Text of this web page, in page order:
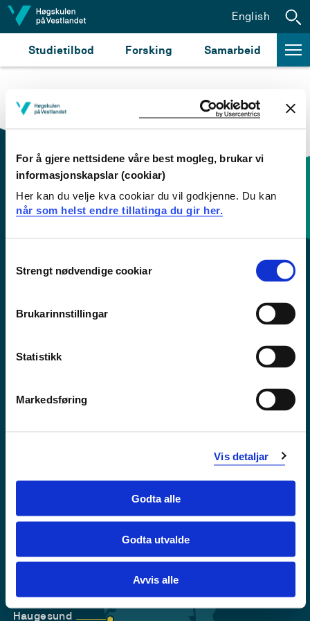
For å gjere nettsidene våre best mogleg, brukar vi
informasjonskapslar (cookiar)
Her kan du velje kva cookiar du vil godkjenne. Du kan
når som helst endre tillatinga du gir her.
Selection
Strengt nødvendige cookiar
Brukarinnstillingar
Statistikk
Markedsføring
Vis detaljar
Godta alle
Godta utvalde
Avvis alle
Hopp til innhald
Studietilbod Forsking Samarbeid
English
Kontaktinfo og opningstider
Sogndal
Stord
Haugesund